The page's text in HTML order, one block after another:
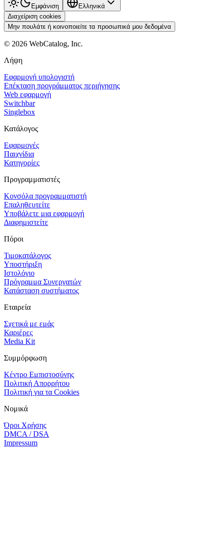
Εμφάνιση
Ελληνικά
Διαχείριση cookies
Μην πουλάτε ή κοινοποιείτε τα προσωπικά μου δεδομένα
© 2026 WebCatalog, Inc.
Λήψη
Εφαρμογή υπολογιστή
Επέκταση προγράμματος περιήγησης
Web εφαρμογή
Switchbar
Singlebox
Κατάλογος
Εφαρμογές
Παιχνίδια
Κατηγορίες
Προγραμματιστές
Κονσόλα προγραμματιστή
Επαληθευτείτε
Υποβάλετε μια εφαρμογή
Διαφημιστείτε
Πόροι
Τιμοκατάλογος
Υποστήριξη
Ιστολόγιο
Πρόγραμμα Συνεργατών
Κατάσταση συστήματος
Εταιρεία
Σχετικά με εμάς
Καριέρες
Media Kit
Συμμόρφωση
Κέντρο Εμπιστοσύνης
Πολιτική Απορρήτου
Πολιτική για τα Cookies
Νομικά
Όροι Χρήσης
DMCA / DSA
Impressum